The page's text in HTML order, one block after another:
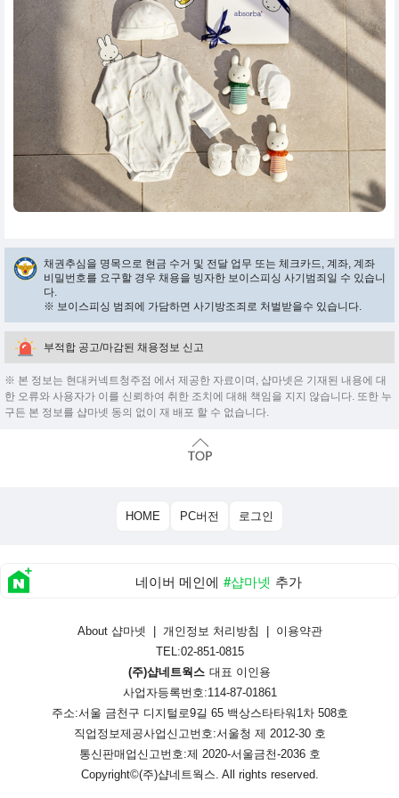
채권추심을 명목으로 현금 수거 및 전달 업무 또는 체크카드, 계좌, 계좌
비밀번호를 요구할 경우 채용을 빙자한 보이스피싱 사기범죄일 수 있습니
다.
※ 보이스피싱 범죄에 가담하면 사기방조죄로 처벌받을수 있습니다.
부적합 공고/마감된 채용정보 신고
※ 본 정보는 현대커넥트청주점 에서 제공한 자료이며, 샵마넷은 기재된 내용에 대
한 오류와 사용자가 이를 신뢰하여 취한 조치에 대해 책임을 지지 않습니다. 또한 누
구든 본 정보를 샵마넷 동의 없이 재 배포 할 수 없습니다.
HOME PC버전 로그인
네이버 메인에 #샵마넷 추가
About 샵마넷 개인정보 처리방침
이용약관
TEL:02-851-0815
(주)샵네트웍스 대표 이인용
사업자등록번호:114-87-01861
주소:서울 금천구 디지털로9길 65 백상스타타워1차 508호
직업정보제공사업신고번호:서울청 제 2012-30 호
통신판매업신고번호:제 2020-서울금천-2036 호
Copyright©(주)샵네트웍스. All rights reserved.